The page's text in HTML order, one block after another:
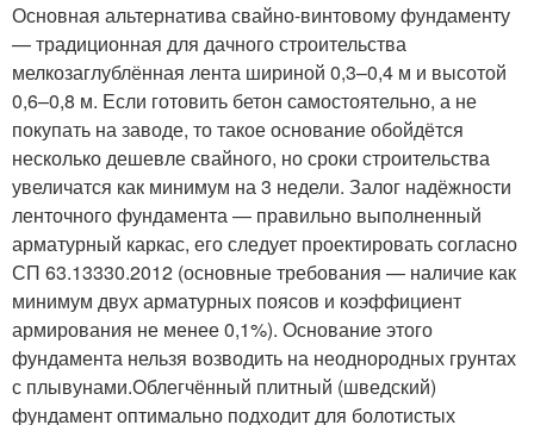
Основная альтернатива свайно-винтовому фундаменту
— традиционная для дачного строительства
мелкозаглублённая лента шириной 0,3–0,4 м и высотой
0,6–0,8 м. Если готовить бетон самостоятельно, а не
покупать на заводе, то такое основание обойдётся
несколько дешевле свайного, но сроки строительства
увеличатся как минимум на 3 недели. Залог надёжности
ленточного фундамента — правильно выполненный
арматурный каркас, его следует проектировать согласно
СП 63.13330.2012 (основные требования — наличие как
минимум двух арматурных поясов и коэффициент
армирования не менее 0,1%). Основание этого
фундамента нельзя возводить на неоднородных грунтах
с плывунами.Облегчённый плитный (шведский)
фундамент оптимально подходит для болотистых